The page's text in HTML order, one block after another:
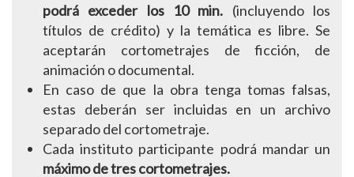
podrá exceder los 10 min. (incluyendo los
títulos de crédito) y la temática es libre. Se
aceptarán cortometrajes de ficción, de
animación o documental.
En caso de que la obra tenga tomas falsas,
estas deberán ser incluidas en un archivo
separado del cortometraje.
Cada instituto participante podrá mandar un
máximo de tres cortometrajes.